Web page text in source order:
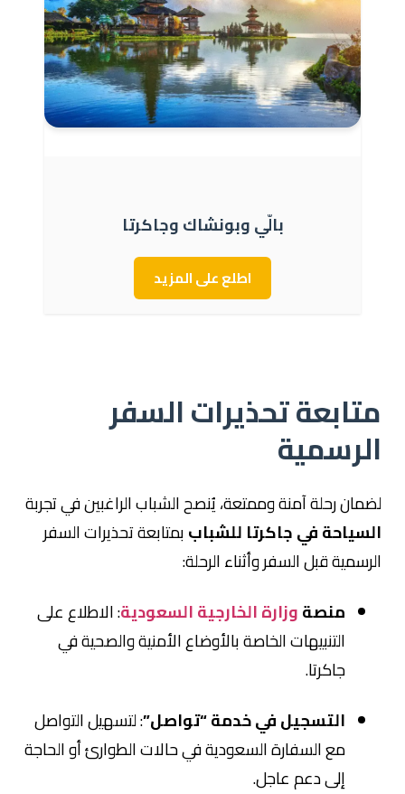
بالّي وبونشاك وجاكرتا
اطلع على المزيد
متابعة تحذيرات السفر
الرسمية
لضمان رحلة آمنة وممتعة، يُنصح الشباب الراغبين في تجربة
السياحة في جاكرتا للشباببمتابعة تحذيرات السفر
الرسمية قبل السفر وأثناء الرحلة:
منصةوزارة الخارجية السعودية: الاطلاع على
التنبيهات الخاصة بالأوضاع الأمنية والصحية في
جاكرتا.
التسجيل في خدمة “تواصل”: لتسهيل التواصل
مع السفارة السعودية في حالات الطوارئ أو الحاجة
إلى دعم عاجل.